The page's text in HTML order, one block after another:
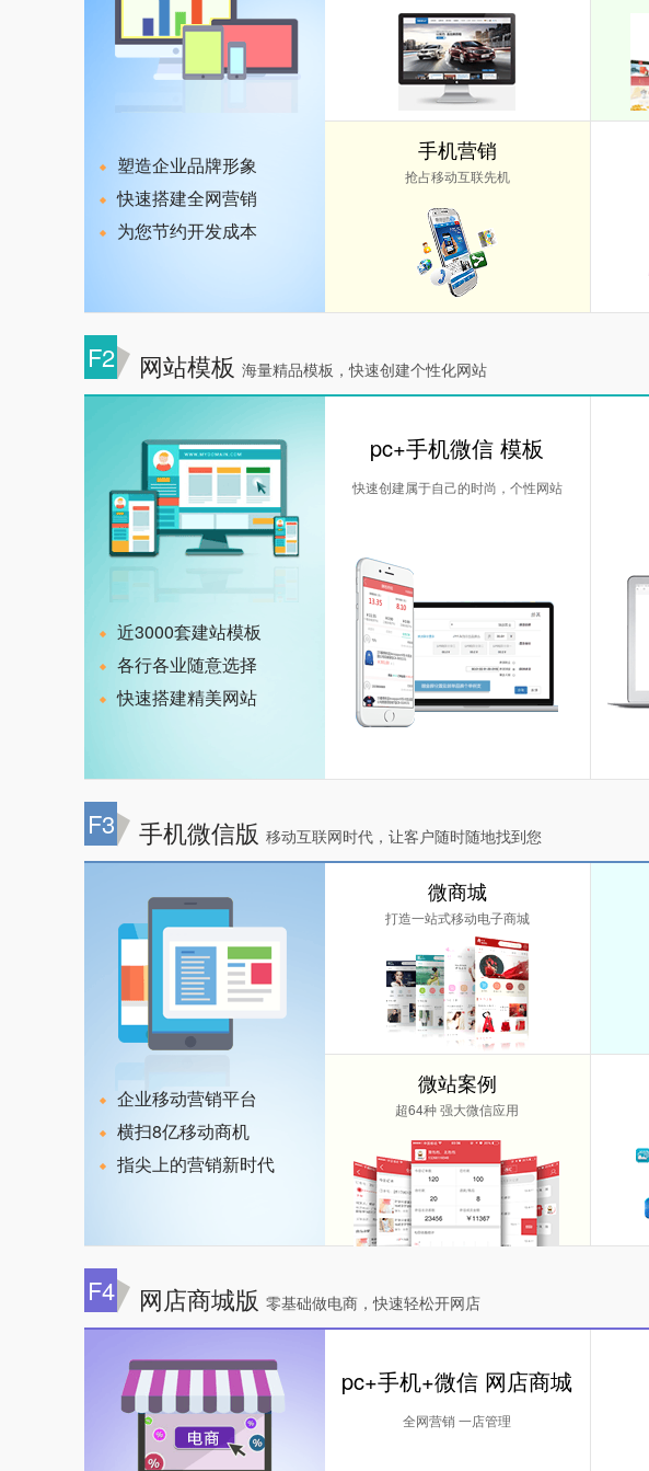
塑造企业品牌形象
快速搭建全网营销
为您节约开发成本
手机营销
抢占移动互联先机
F2 网站模板 海量精品模板，快速创建个性化网站
近3000套建站模板
各行各业随意选择
快速搭建精美网站
pc+手机微信 模板
快速创建属于自己的时尚，个性网站
F3 手机微信版 移动互联网时代，让客户随时随地找到您
企业移动营销平台
横扫8亿移动商机
指尖上的营销新时代
微商城
打造一站式移动电子商城
微站案例
超64种 强大微信应用
F4 网店商城版 零基础做电商，快速轻松开网店
pc+手机+微信 网店商城
全网营销 一店管理